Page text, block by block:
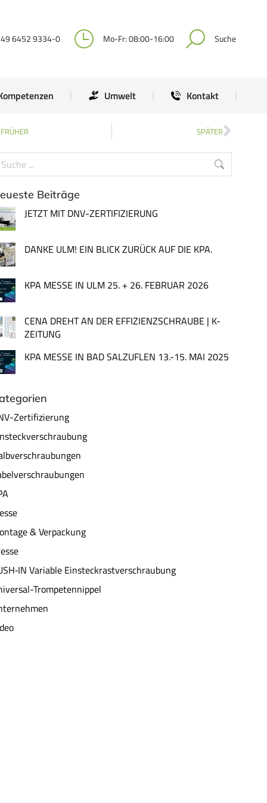
6452 9334-0 Mo-Fr: 08:00-16:00 Suche
Umwelt Kontakt
FRÜHER SPÄTER
Beiträge
JETZT MIT DNV-ZERTIFIZIERUNG
DANKE ULM! EIN BLICK ZURÜCK AUF DIE KPA.
KPA MESSE IN ULM 25. + 26. FEBRUAR 2026
CENA DREHT AN DER EFFIZIENZSCHRAUBE | K-
ZEITUNG
KPA MESSE IN BAD SALZUFLEN 13.-15. MAI 2025
Zertifizierung
& Verpackung
Variable Einsteckrastverschraubung
Trompetennippel